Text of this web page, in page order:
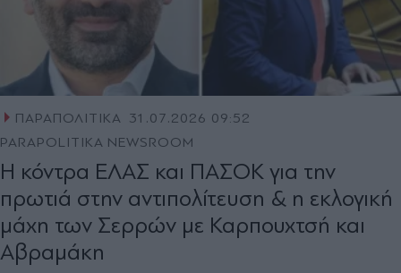
ΠΑΡΑΠΟΛΙΤΙΚΑ 31.07.2026 09:52
PARAPOLITIKA NEWSROOM
Η κόντρα ΕΛΑΣ και ΠΑΣΟΚ για την
πρωτιά στην αντιπολίτευση & η εκλογική
μάχη των Σερρών με Καρπουχτσή και
Αβραμάκη